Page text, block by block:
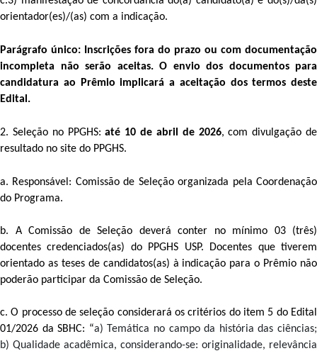
orientador(es)/(as) com a indicação.
Parágrafo único: Inscrições fora do prazo ou com documentação
incompleta não serão aceitas. O envio dos documentos para
candidatura ao Prêmio implicará a aceitação dos termos deste
Edital.
2. Seleção no PPGHS: até 10 de abril de 2026, com divulgação de
resultado no site do PPGHS.
a. Responsável: Comissão de Seleção organizada pela Coordenação
do Programa.
b. A Comissão de Seleção deverá conter no mínimo 03 (três)
docentes credenciados(as) do PPGHS USP. Docentes que tiverem
orientado as teses de candidatos(as) à indicação para o Prêmio não
poderão participar da Comissão de Seleção.
c. O processo de seleção considerará os critérios do item 5 do Edital
01/2026 da SBHC: “a) Temática no campo da história das ciências;
b) Qualidade acadêmica, considerando-se: originalidade, relevância